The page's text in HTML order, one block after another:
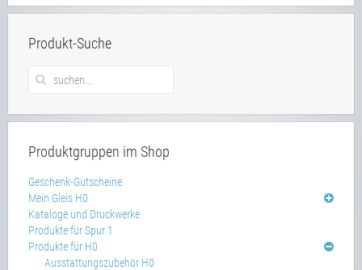
Produkt-Suche
Produktgruppen im Shop
Geschenk-Gutscheine
Mein Gleis H0
Kataloge und Druckwerke
Produkte für Spur 1
Produkte für H0
Ausstattungszubehör H0